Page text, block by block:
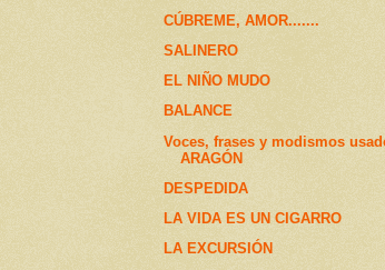
CÚBREME, AMOR.......
SALINERO
EL NIÑO MUDO
BALANCE
Voces, frases y modismos
ARAGÓN
DESPEDIDA
LA VIDA ES UN CIGARRO
LA EXCURSIÓN